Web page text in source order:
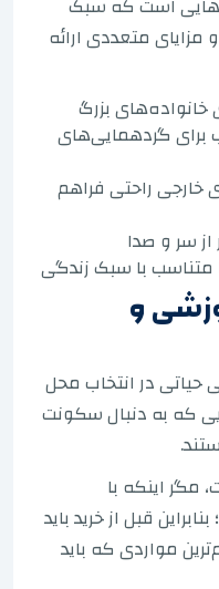
مزایای متعددی ارائه
خانواده‌های بزرگ
برای گردهمایی‌های
راحتی فراهم
سر و صدا
با سبک زندگی
و
در انتخاب محل
که به دنبال سکونت
مگر اینکه با
قبل از خرید باید
مواردی که باید